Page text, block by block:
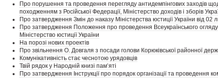
Про порушення та проведення перегляду антидемпінгових заходів
походженням з Російської Федерації, Міністерство доходів і зборів
Про затвердження Змін до наказу Міністерства юстиції України від
Про затвердження Положення про проведення Всеукраїнського
Міністерство юстиції України
На порозі нових проектів
Про звільнення О. Довгаля з посади голови Корюківської районної
Комунікативність стає чеснотою урядовців
Твій рядок у Народній книзі пам’яті
Про затвердження Інструкції про порядок організації та проведення